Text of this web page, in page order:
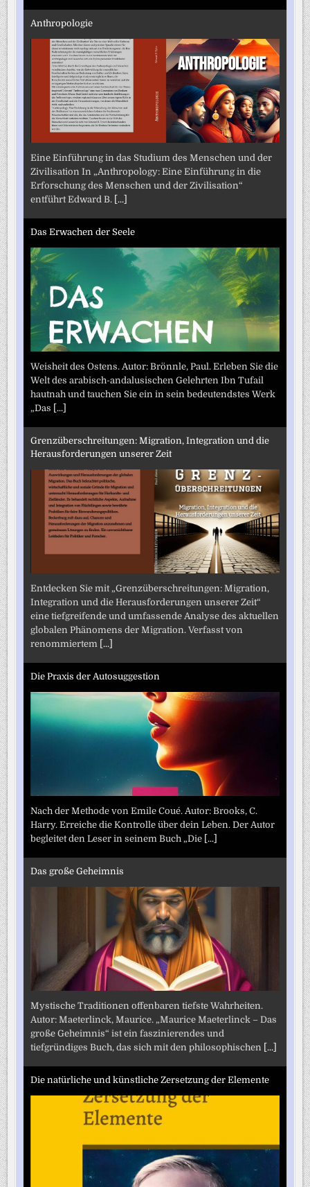
Anthropologie
Eine Einführung in das Studium des Menschen und der
Zivilisation In „Anthropology: Eine Einführung in die
Erforschung des Menschen und der Zivilisation“
entführt Edward B. [...]
Das Erwachen der Seele
Weisheit des Ostens. Autor: Brönnle, Paul. Erleben Sie die
Welt des arabisch-andalusischen Gelehrten Ibn Tufail
hautnah und tauchen Sie ein in sein bedeutendstes Werk
„Das [...]
Grenzüberschreitungen: Migration, Integration und die
Herausforderungen unserer Zeit
Entdecken Sie mit „Grenzüberschreitungen: Migration,
Integration und die Herausforderungen unserer Zeit“
eine tiefgreifende und umfassende Analyse des aktuellen
globalen Phänomens der Migration. Verfasst von
renommiertem [...]
Die Praxis der Autosuggestion
Nach der Methode von Emile Coué. Autor: Brooks, C.
Harry. Erreiche die Kontrolle über dein Leben. Der Autor
begleitet den Leser in seinem Buch „Die [...]
Das große Geheimnis
Mystische Traditionen offenbaren tiefste Wahrheiten.
Autor: Maeterlinck, Maurice. „Maurice Maeterlinck – Das
große Geheimnis“ ist ein faszinierendes und
tiefgründiges Buch, das sich mit den philosophischen [...]
Die natürliche und künstliche Zersetzung der Elemente